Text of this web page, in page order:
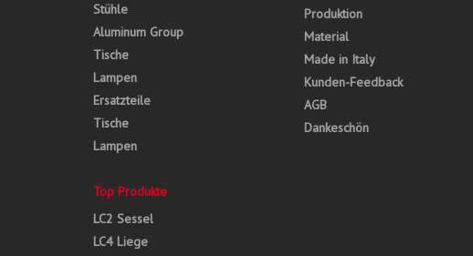
Stühle
Aluminum Group
Tische
Lampen
Ersatzteile
Tische
Lampen
Top Produkte
LC2 Sessel
LC4 Liege
Produktion
Material
Made in Italy
Kunden-Feedback
AGB
Dankeschön